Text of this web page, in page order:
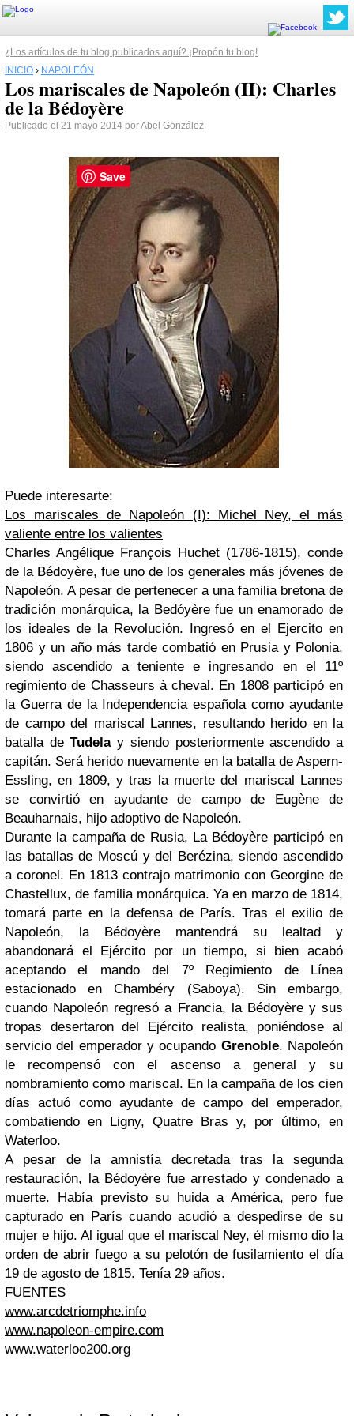
¿Los artículos de tu blog publicados aquí? ¡Propón tu blog!
INICIO › NAPOLEÓN
Los mariscales de Napoleón (II): Charles
de la Bédoyère
Publicado el 21 mayo 2014 porAbel González
Puede interesarte:
Los mariscales de Napoleón (I): Michel Ney, el más
valiente entre los valientes
Charles Angélique François Huchet (1786-1815), conde
de la Bédoyère, fue uno de los generales más jóvenes de
Napoleón. A pesar de pertenecer a una familia bretona de
tradición monárquica, la Bedóyère fue un enamorado de
los ideales de la Revolución. Ingresó en el Ejercito en
1806 y un año más tarde combatió en Prusia y Polonia,
siendo ascendido a teniente e ingresando en el 11º
regimiento de Chasseurs à cheval. En 1808 participó en
la Guerra de la Independencia española como ayudante
de campo del mariscal Lannes, resultando herido en la
batalla deTudelay siendo posteriormente ascendido a
capitán. Será herido nuevamente en la batalla de Aspern-
Essling, en 1809, y tras la muerte del mariscal Lannes
se convirtió en ayudante de campo de Eugène de
Beauharnais, hijo adoptivo de Napoleón.
Durante la campaña de Rusia, La Bédoyère participó en
las batallas de Moscú y del Berézina, siendo ascendido
a coronel. En 1813 contrajo matrimonio con Georgine de
Chastellux, de familia monárquica. Ya en marzo de 1814,
tomará parte en la defensa de París. Tras el exilio de
Napoleón, la Bédoyère mantendrá su lealtad y
abandonará el Ejército por un tiempo, si bien acabó
aceptando el mando del 7º Regimiento de Línea
estacionado en Chambéry (Saboya). Sin embargo,
cuando Napoleón regresó a Francia, la Bédoyère y sus
tropas desertaron del Ejército realista, poniéndose al
servicio del emperador y ocupando Grenoble. Napoleón
le recompensó con el ascenso a general y su
nombramiento como mariscal. En la campaña de los cien
días actuó como ayudante de campo del emperador,
combatiendo en Ligny, Quatre Bras y, por último, en
Waterloo.
A pesar de la amnistía decretada tras la segunda
restauración, la Bédoyère fue arrestado y condenado a
muerte. Había previsto su huida a América, pero fue
capturado en París cuando acudió a despedirse de su
mujer e hijo. Al igual que el mariscal Ney, él mismo dio la
orden de abrir fuego a su pelotón de fusilamiento el día
19 de agosto de 1815. Tenía 29 años.
FUENTES
www.arcdetriomphe.info
www.napoleon-empire.com
www.waterloo200.org
Save